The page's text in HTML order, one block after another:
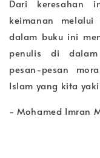
Dari keresahan
keimanan
dalam buku ini
penulis di dalam
pesan-pesan
Islam yang kita
- Mohamed Imran